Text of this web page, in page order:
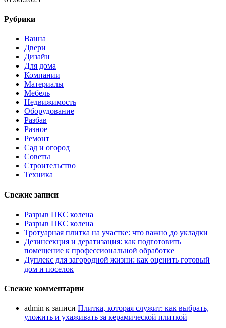
Рубрики
Ванна
Двери
Дизайн
Для дома
Компании
Материалы
Мебель
Недвижимость
Оборудование
Разбав
Разное
Ремонт
Сад и огород
Советы
Строительство
Техника
Свежие записи
Разрыв ПКС колена
Разрыв ПКС колена
Тротуарная плитка на участке: что важно до укладки
Дезинсекция и дератизация: как подготовить
помещение к профессиональной обработке
Дуплекс для загородной жизни: как оценить готовый
дом и поселок
Свежие комментарии
admin к записи Плитка, которая служит: как выбрать,
уложить и ухаживать за керамической плиткой